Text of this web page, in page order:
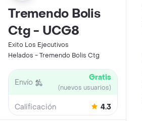
Tremendo Bolis
Ctg - UCG8
Exito Los Ejecutivos
Helados - Tremendo Bolis Ctg
Envío Gratis
(nuevos usuarios)
Calificación 4.3